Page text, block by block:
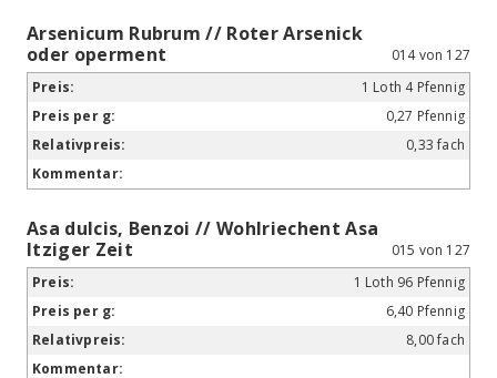
Arsenicum Rubrum // Roter Arsenick
oder operment
014 von 127
1 Loth 4 Pfennig
0,27 Pfennig
0,33 fach
Asa dulcis, Benzoi // Wohlriechent Asa
Itziger Zeit
015 von 127
1 Loth 96 Pfennig
6,40 Pfennig
8,00 fach